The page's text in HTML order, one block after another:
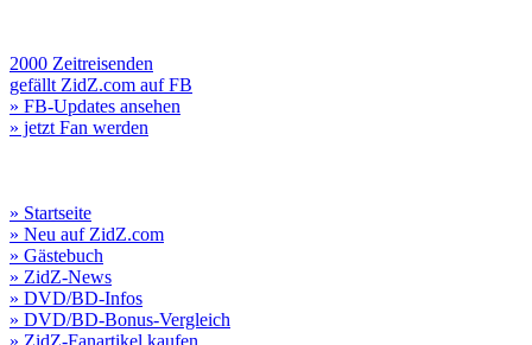
2000 Zeitreisenden
gefällt ZidZ.com auf FB
» FB-Updates ansehen
» jetzt Fan werden
» Startseite
» Neu auf ZidZ.com
» Gästebuch
» ZidZ-News
» DVD/BD-Infos
» DVD/BD-Bonus-Vergleich
» ZidZ-Fanartikel kaufen